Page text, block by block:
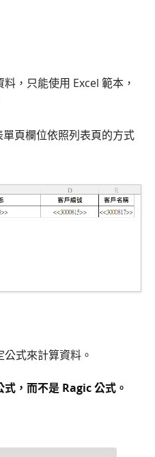
，只能使用 Excel 範本，
頁欄位依照列表頁的方式
式來計算資料。
，而不是 Ragic 公式。